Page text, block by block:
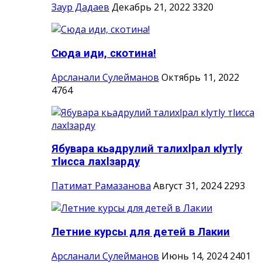
Заур Дадаев Декабрь 21, 2022 3320
Сюда иди, скотина!
Арсланали Сулейманов Октябрь 11, 2022
4764
Ябувара кьадрулий талихlрал кlутlу
тlисса лахlзарду
Патимат Рамазанова Август 31, 2024 2293
Летние курсы для детей в Лакии
Арсланали Сулейманов Июнь 14, 2024 2401